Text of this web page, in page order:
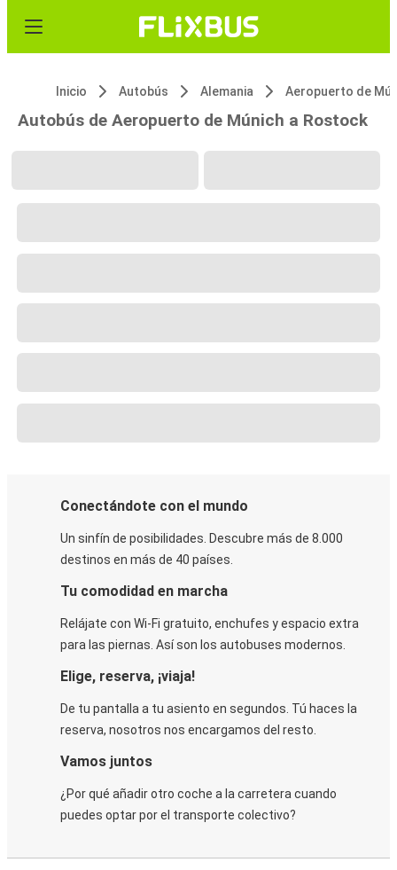
Inicio Autobús Alemania Aeropuerto de
Autobús de Aeropuerto de Múnich a Rostock
Conectándote con el mundo
Un sinfín de posibilidades. Descubre más de 8.000
destinos en más de 40 países.
Tu comodidad en marcha
Relájate con Wi-Fi gratuito, enchufes y espacio extra
para las piernas. Así son los autobuses modernos.
Elige, reserva, ¡viaja!
De tu pantalla a tu asiento en segundos. Tú haces la
reserva, nosotros nos encargamos del resto.
Vamos juntos
¿Por qué añadir otro coche a la carretera cuando
puedes optar por el transporte colectivo?